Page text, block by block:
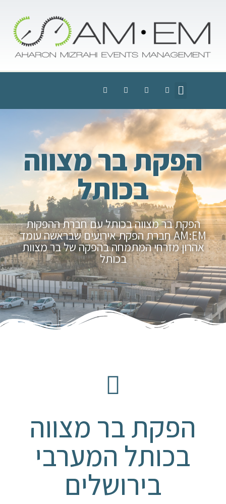
הפקת בר מצווה
בכותל
הפקת בר מצווה בכותל עם חברת ההפקות
AM:EM חברת הפקת אירועים שבראשה עומד
אהרון מזרחי המתמחה בהפקה של בר מצוות
בכותל
הפקת בר מצווה
בכותל המערבי
בירושלים